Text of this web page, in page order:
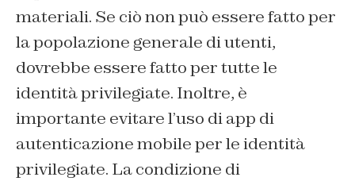
materiali. Se ciò non può essere fatto per
la popolazione generale di utenti,
dovrebbe essere fatto per tutte le
identità privilegiate. Inoltre, è
importante evitare l’uso di app di
autenticazione mobile per le identità
privilegiate. La condizione di